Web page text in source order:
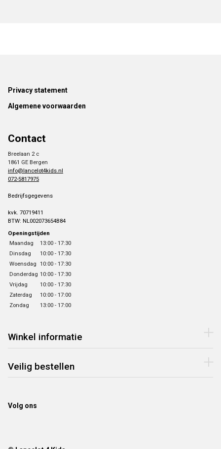
Footer
Privacy statement
Algemene voorwaarden
Contact
Breelaan 2 c
1861 GE Bergen
info@lancelot4kids.nl
072-5817975
Bedrijfsgegevens
kvk. 70719411
BTW: NL002073654B84
Openingstijden
Maandag
13:00 - 17:30
Dinsdag
10:00 - 17:30
Woensdag 10:00 - 17:30
Donderdag 10:00 - 17:30
Vrijdag
10:00 - 17:30
Zaterdag
10:00 - 17:00
Zondag
13:00 - 17:00
Winkel informatie
Veilig bestellen
Volg ons